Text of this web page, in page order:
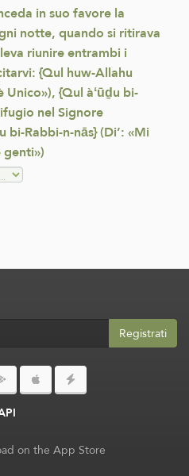
in suo favore la
notte, quando si ritirava
riunire entrambi i
{Qul huw-Allahu
{Qul àʻūḏu bi-
nel Signore
Rabbi-n-nās} (Di’: «Mi
Registrati